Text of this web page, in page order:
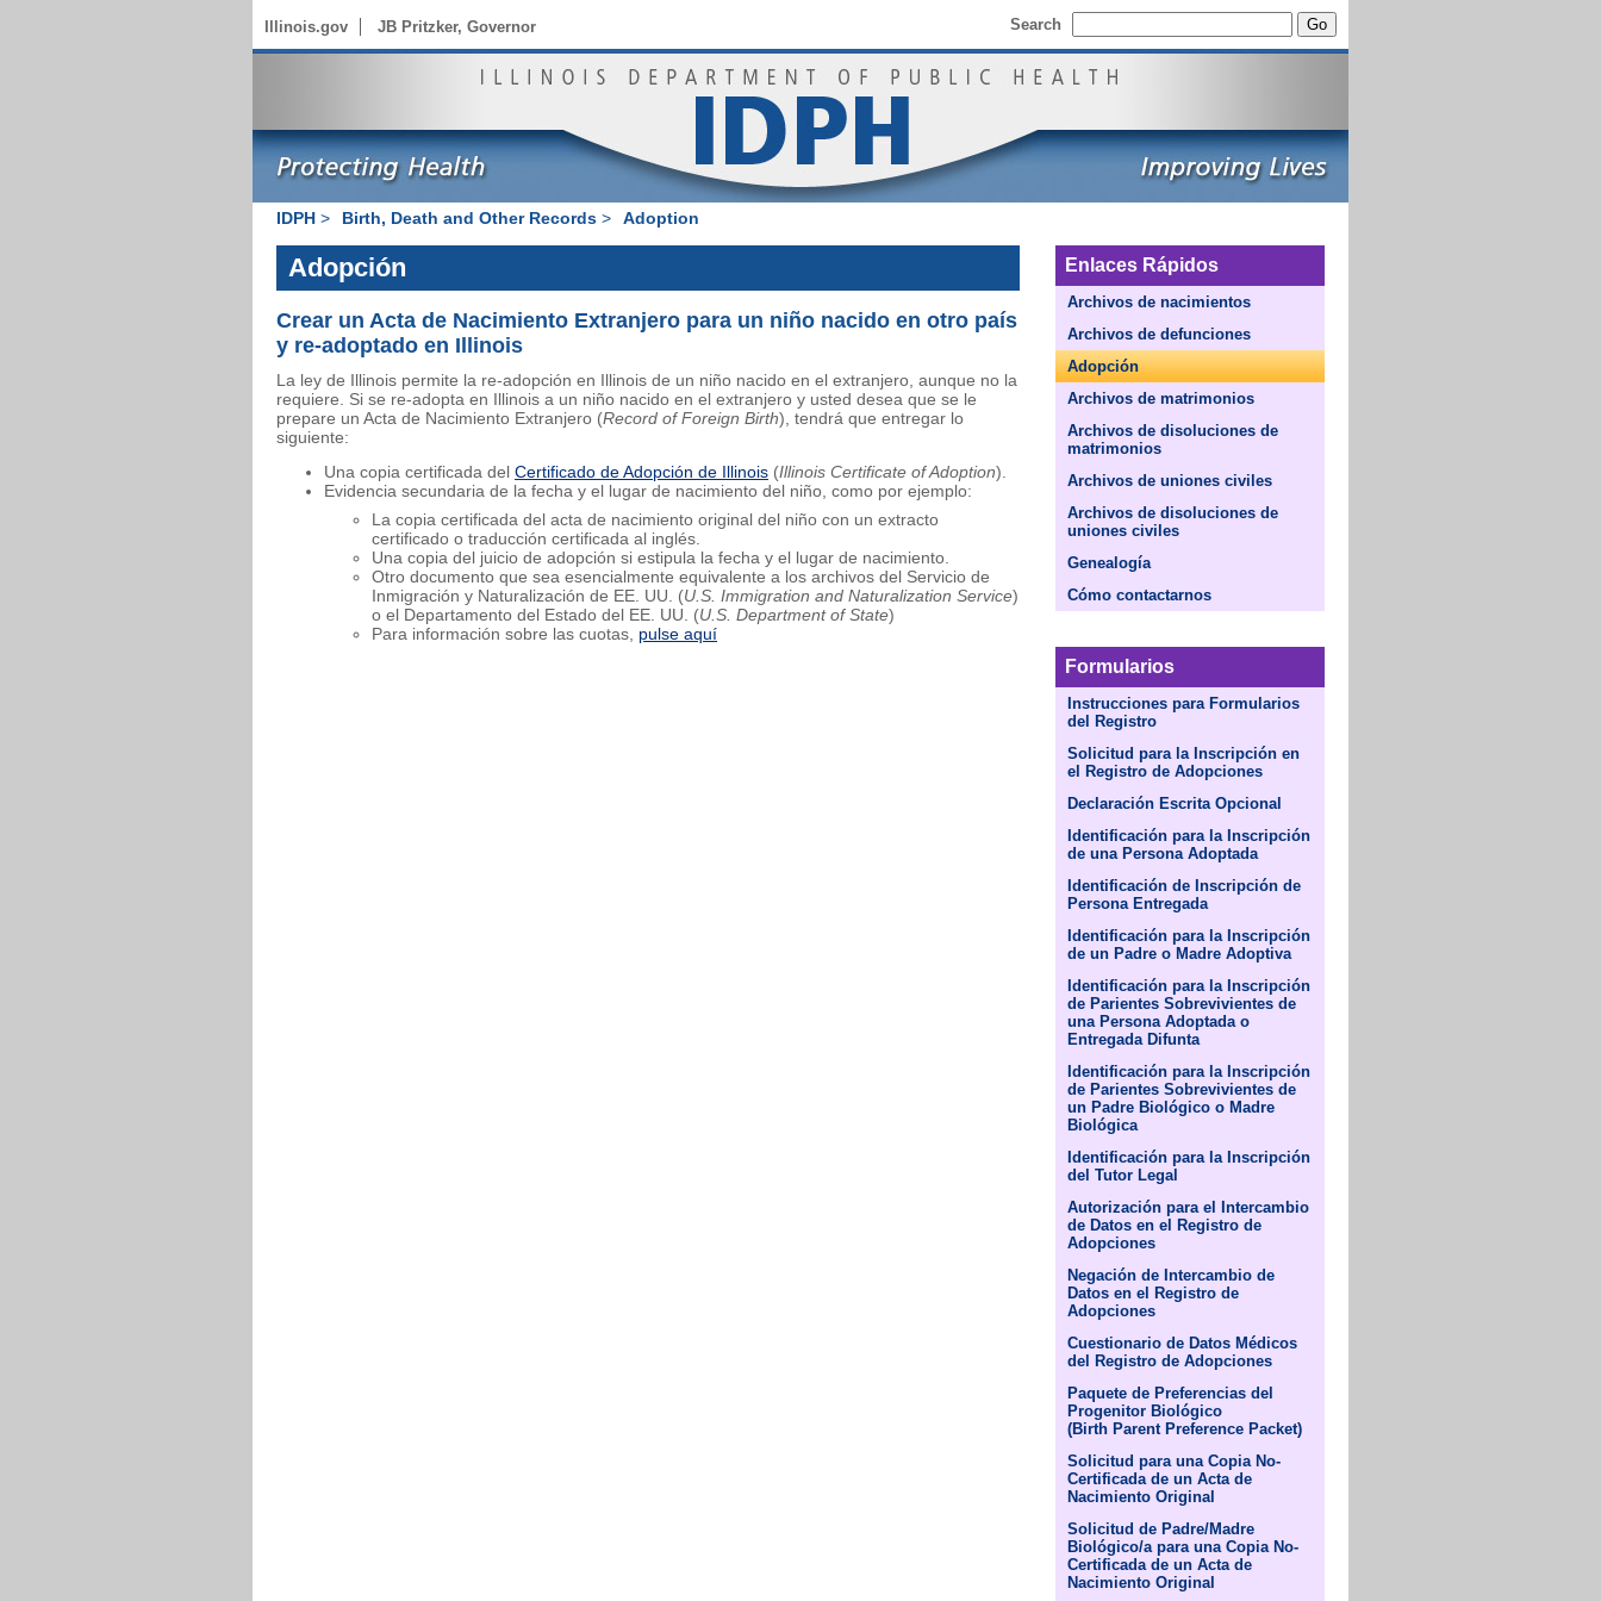
Illinois.gov JB Pritzker, Governor Search
IDPH > Birth, Death and Other Records > Adoption
Adopción
Crear un Acta de Nacimiento Extranjero para un niño nacido en otro país
y re-adoptado en Illinois
La ley de Illinois permite la re-adopción en Illinois de un niño nacido en el extranjero, aunque no la
requiere. Si se re-adopta en Illinois a un niño nacido en el extranjero y usted desea que se le
prepare un Acta de Nacimiento Extranjero (Record of Foreign Birth), tendrá que entregar lo
siguiente:
Una copia certificada del Certificado de Adopción de Illinois (Illinois Certificate of Adoption).
Evidencia secundaria de la fecha y el lugar de nacimiento del niño, como por ejemplo:
La copia certificada del acta de nacimiento original del niño con un extracto
certificado o traducción certificada al inglés.
Una copia del juicio de adopción si estipula la fecha y el lugar de nacimiento.
Otro documento que sea esencialmente equivalente a los archivos del Servicio de
Inmigración y Naturalización de EE. UU. (U.S. Immigration and Naturalization Service)
o el Departamento del Estado del EE. UU. (U.S. Department of State)
Para información sobre las cuotas, pulse aquí
Enlaces Rápidos
Archivos de nacimientos
Archivos de defunciones
Adopción
Archivos de matrimonios
Archivos de disoluciones de
matrimonios
Archivos de uniones civiles
Archivos de disoluciones de
uniones civiles
Genealogía
Cómo contactarnos
Formularios
Instrucciones para Formularios
del Registro
Solicitud para la Inscripción en
el Registro de Adopciones
Declaración Escrita Opcional
Identificación para la Inscripción
de una Persona Adoptada
Identificación de Inscripción de
Persona Entregada
Identificación para la Inscripción
de un Padre o Madre Adoptiva
Identificación para la Inscripción
de Parientes Sobrevivientes de
una Persona Adoptada o
Entregada Difunta
Identificación para la Inscripción
de Parientes Sobrevivientes de
un Padre Biológico o Madre
Biológica
Identificación para la Inscripción
del Tutor Legal
Autorización para el Intercambio
de Datos en el Registro de
Adopciones
Negación de Intercambio de
Datos en el Registro de
Adopciones
Cuestionario de Datos Médicos
del Registro de Adopciones
Paquete de Preferencias del
Progenitor Biológico
(Birth Parent Preference Packet)
Solicitud para una Copia No-
Certificada de un Acta de
Nacimiento Original
Solicitud de Padre/Madre
Biológico/a para una Copia No-
Certificada de un Acta de
Nacimiento Original